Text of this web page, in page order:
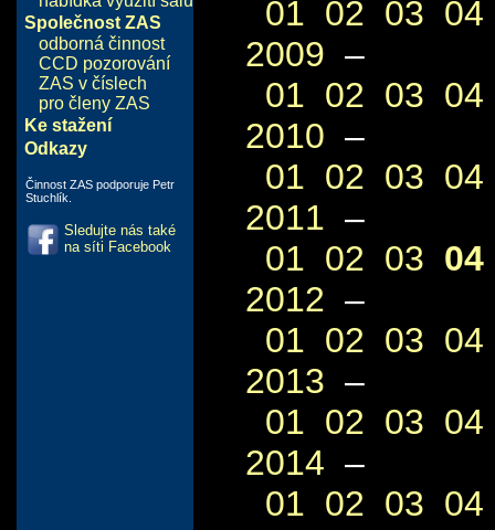
Společnost ZAS
odborná činnost
CCD pozorování
ZAS v číslech
pro členy ZAS
Ke stažení
Odkazy
Činnost ZAS podporuje Petr
Stuchlík.
Sledujte nás také
na síti Facebook
01 02 03 04
2009 –
01 02 03 04
2010 –
01 02 03 04
2011 –
01 02 03 04
2012 –
01 02 03 04
2013 –
01 02 03 04
2014 –
01 02 03 04